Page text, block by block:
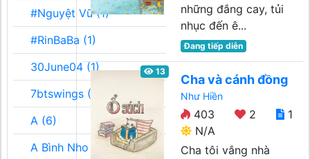
#Nguyệt Vũ (1)
#RinBaBa (1)
30June04 (1)
7btswings (3)
A (6)
A Bình Nho (2)
những đắng cay, tủi
nhục đến ê...
Đang tiếp diễn
13
Cha và cánh đồng
Như Hiền
403 2
1
N/A
Cha tôi vắng nhà